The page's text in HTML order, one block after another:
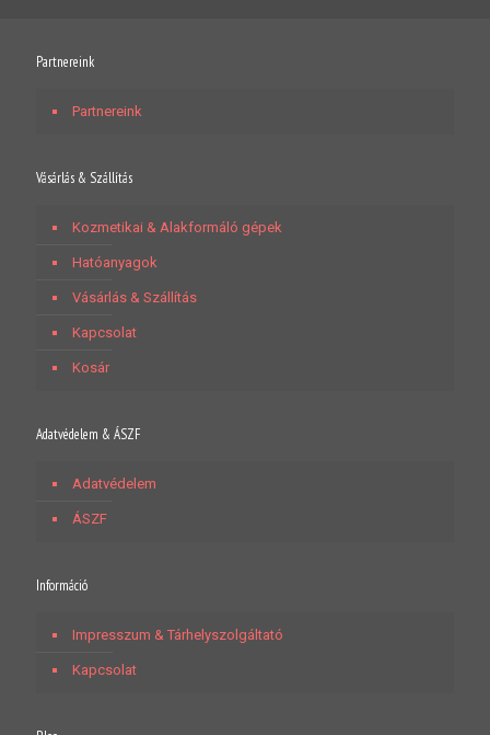
Partnereink
Partnereink
Vásárlás & Szállítás
Kozmetikai & Alakformáló gépek
Hatóanyagok
Vásárlás & Szállítás
Kapcsolat
Kosár
Adatvédelem & ÁSZF
Adatvédelem
ÁSZF
Információ
Impresszum & Tárhelyszolgáltató
Kapcsolat